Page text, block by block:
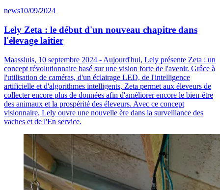
news10/09/2024
Lely Zeta : le début d'un nouveau chapitre dans
l'élevage laitier
Maassluis, 10 septembre 2024 - Aujourd'hui, Lely présente Zeta : un
concept révolutionnaire basé sur une vision forte de l'avenir. Grâce à
l'utilisation de caméras, d'un éclairage LED, de l'intelligence
artificielle et d'algorithmes intelligents, Zeta permet aux éleveurs de
collecter encore plus de données afin d'améliorer encore le bien-être
des animaux et la prospérité des éleveurs. Avec ce concept
visionnaire, Lely ouvre une nouvelle ère dans la surveillance des
vaches et de l'En service.